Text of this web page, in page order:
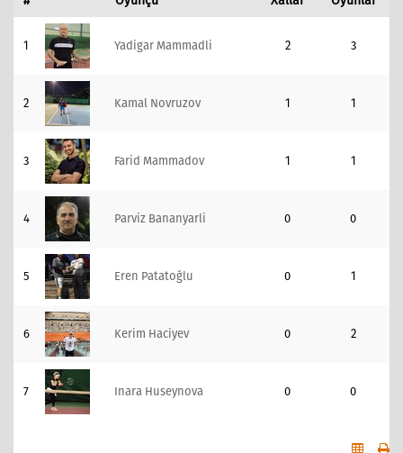
1 Yadigar Mammadli 2 3
2 Kamal Novruzov 1 1
3 Farid Mammadov 1 1
4 Parviz Bananyarli 0 0
5 Eren Patatoğlu 0 1
6 Kerim Haciyev 0 2
7 Inara Huseynova 0 0